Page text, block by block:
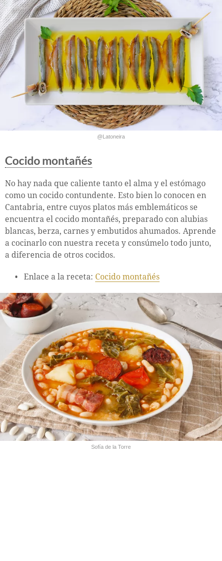
@Latoneira
Cocido montañés
No hay nada que caliente tanto el alma y el estómago
como un cocido contundente. Esto bien lo conocen en
Cantabria, entre cuyos platos más emblemáticos se
encuentra el cocido montañés, preparado con alubias
blancas, berza, carnes y embutidos ahumados. Aprende
a cocinarlo con nuestra receta y consúmelo todo junto,
a diferencia de otros cocidos.
Enlace a la receta: Cocido montañés
Sofía de la Torre